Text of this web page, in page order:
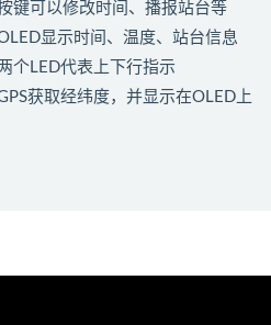
键可以修改时间、播报站台等
显示时间、温度、站台信息
个LED代表上下行指示
获取经纬度，并显示在OLED上